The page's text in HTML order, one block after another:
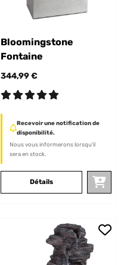
Bloomingstone
Fontaine
344,99 €
Recevoir une notification de
disponibilité.
Nous vous informerons lorsqu’il
sera en stock.
Détails